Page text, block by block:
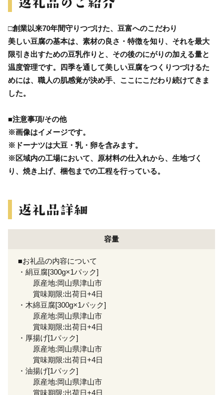
□創業以来70年間守りつづけた、豆富へのこだわり
美しい豆腐の基本は、素材の良さ・特徴を知り、それを最大
限引き出すための豆乳作りと、その後のにがりの加える量と
温度管理です。四季を通して美しい豆腐をつくりつづけるた
めには、職人の肌感覚が決め手、ここにこだわり続けてきま
した。
■注意事項/その他
※画像はイメージです。
※ドーナツは大豆・乳・卵を含みます。
※区域内の工場において、原材料の仕入れから、生地づく
り、焼き上げ、梱包までの工程を行っている。
容量
■お礼品の内容について
・絹豆腐[300g×1パック]
原産地:岡山県津山市
賞味期限:出荷日+4日
・木綿豆腐[300g×1パック]
原産地:岡山県津山市
賞味期限:出荷日+4日
・厚揚げ[1パック]
原産地:岡山県津山市
賞味期限:出荷日+4日
・油揚げ[1パック]
原産地:岡山県津山市
賞味期限:出荷日+4日